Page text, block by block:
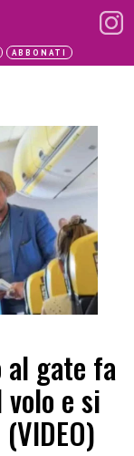
ABBONATI
gate fa
e si